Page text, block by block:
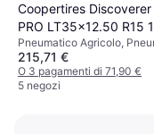
Coopertires Discoverer
PRO LT35x12.50 R15
Pneumatico Agricolo,
estivi, No, Profilo 65 %,
Velocità Q (160 km/h)
215,71 €
O 3 pagamenti di 71,90 €
5 negozi